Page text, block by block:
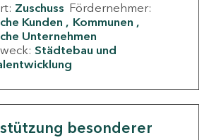
Zuschuss Fördernehmer:
Kunden
Kommunen
Unternehmen
Städtebau und
besonderer